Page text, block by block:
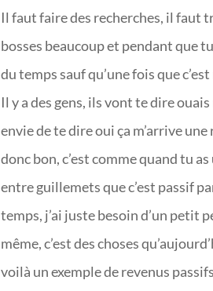
Il faut faire des recherches, il faut
bosses beaucoup et pendant que
du temps sauf qu’une fois que
Il y a des gens, ils vont te dire
envie de te dire oui ça m’arrive
donc bon, c’est comme quand tu
entre guillemets que c’est passif
temps, j’ai juste besoin d’un petit
même, c’est des choses
voilà un exemple de revenus